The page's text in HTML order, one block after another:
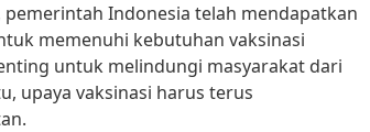
Indonesia telah mendapatkan
memenuhi kebutuhan vaksinasi
untuk melindungi masyarakat dari
upaya vaksinasi harus terus